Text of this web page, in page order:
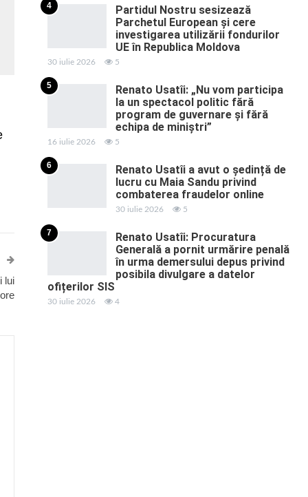
lui
4
Partidul Nostru sesizează
Parchetul European și cere
investigarea utilizării fondurilor
UE în Republica Moldova
30 iulie 2026 5
5
Renato Usatîi: „Nu vom participa
la un spectacol politic fără
program de guvernare și fără
echipa de miniștri”
16 iulie 2026 5
6
Renato Usatîi a avut o ședință de
lucru cu Maia Sandu privind
combaterea fraudelor online
30 iulie 2026 5
7
Renato Usatîi: Procuratura
Generală a pornit urmărire penală
în urma demersului depus privind
posibila divulgare a datelor
ofițerilor SIS
30 iulie 2026 4